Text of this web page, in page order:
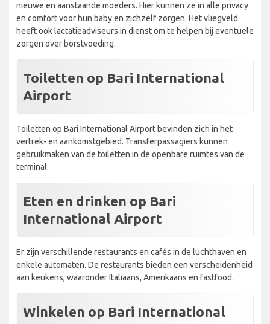
nieuwe en aanstaande moeders. Hier kunnen ze in alle privacy
en comfort voor hun baby en zichzelf zorgen. Het vliegveld
heeft ook lactatieadviseurs in dienst om te helpen bij eventuele
zorgen over borstvoeding.
Toiletten op Bari International
Airport
Toiletten op Bari International Airport bevinden zich in het
vertrek- en aankomstgebied. Transferpassagiers kunnen
gebruikmaken van de toiletten in de openbare ruimtes van de
terminal.
Eten en drinken op Bari
International Airport
Er zijn verschillende restaurants en cafés in de luchthaven en
enkele automaten. De restaurants bieden een verscheidenheid
aan keukens, waaronder Italiaans, Amerikaans en fastfood.
Winkelen op Bari International